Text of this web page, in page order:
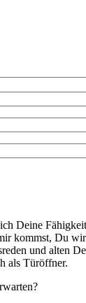
Deine
kommst, Du
und alten
als Türöffner.